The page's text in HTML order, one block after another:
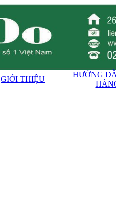
GIỚI THIỆU
HƯỚNG